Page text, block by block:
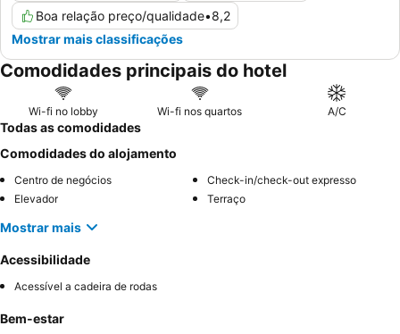
Boa relação preço/qualidade•8,2
Mostrar mais classificações
Comodidades principais do hotel
Wi-fi no lobby Wi-fi nos quartos A/C
Todas as comodidades
Comodidades do alojamento
Centro de negócios
Check-in/check-out expresso
Elevador
Terraço
Mostrar mais
Acessibilidade
Acessível a cadeira de rodas
Bem-estar